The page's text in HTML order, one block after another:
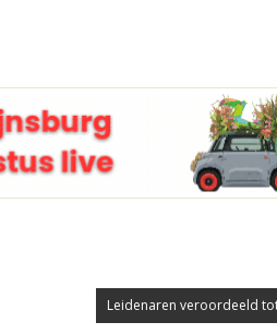
Leidenaren veroordeeld